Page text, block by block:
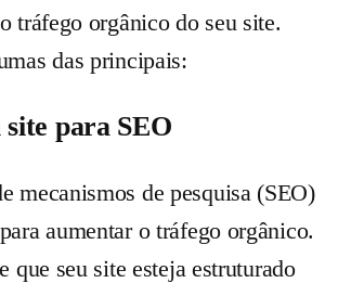
tráfego orgânico do seu site.
das principais:
para SEO
mecanismos de pesquisa (SEO)
aumentar o tráfego orgânico.
que seu site esteja estruturado